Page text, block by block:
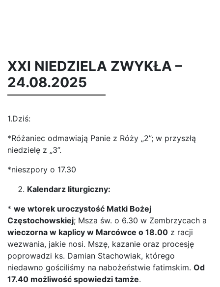
XXI NIEDZIELA ZWYKŁA –
24.08.2025
1.Dziś:
*Różaniec odmawiają Panie z Róży „2”; w przyszłą
niedzielę z „3”.
*nieszpory o 17.30
Kalendarz liturgiczny:
* we wtorek uroczystość Matki Bożej
Częstochowskiej; Msza św. o 6.30 w Zembrzycach a
wieczorna w kaplicy w Marcówce o 18.00 z racji
wezwania, jakie nosi. Mszę, kazanie oraz procesję
poprowadzi ks. Damian Stachowiak, którego
niedawno gościliśmy na nabożeństwie fatimskim. Od
17.40 możliwość spowiedzi tamże.